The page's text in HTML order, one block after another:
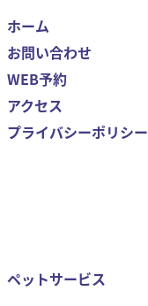
ホーム
お問い合わせ
WEB予約
アクセス
プライバシーポリシー
ペットサービス